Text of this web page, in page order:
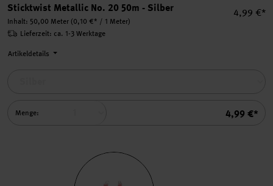
Sticktwist Metallic No. 20 50m - Silber
Inhalt: 50,00 Meter (0,10 €* / 1 Meter)
4,99 €*
Summe
4,99 €*
Lieferzeit: ca. 1-3 Werktage
Artikeldetails
Menge: